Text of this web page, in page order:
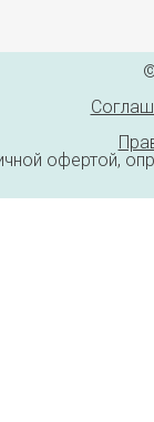
офертой,